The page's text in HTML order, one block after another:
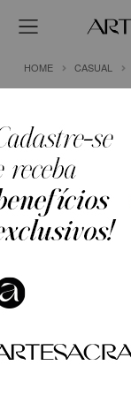
HOME CASUAL